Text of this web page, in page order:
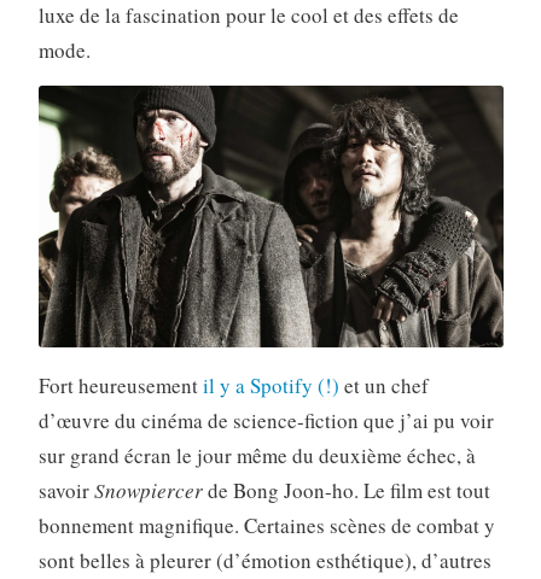
luxe de la fascination pour le cool et des effets de
mode.
Fort heureusementil y a Spotify (!) et un chef
d’œuvre du cinéma de science-fiction que j’ai pu voir
sur grand écran le jour même du deuxième échec, à
savoirSnowpiercerde Bong Joon-ho. Le film est tout
bonnement magnifique. Certaines scènes de combat y
sont belles à pleurer (d’émotion esthétique), d’autres